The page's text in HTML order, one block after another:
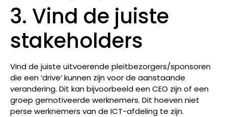
3. Vind de juiste
stakeholders
Vind de juiste uitvoerende pleitbezorgers/sponsoren
die een ‘drive’ kunnen zijn voor de aanstaande
verandering. Dit kan bijvoorbeeld een CEO zijn of een
groep gemotiveerde werknemers. Dit hoeven niet
perse werknemers van de ICT-afdeling te zijn.